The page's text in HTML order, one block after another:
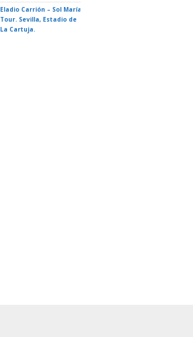
Eladio Carrión – Sol María
Tour. Sevilla, Estadio de
La Cartuja.